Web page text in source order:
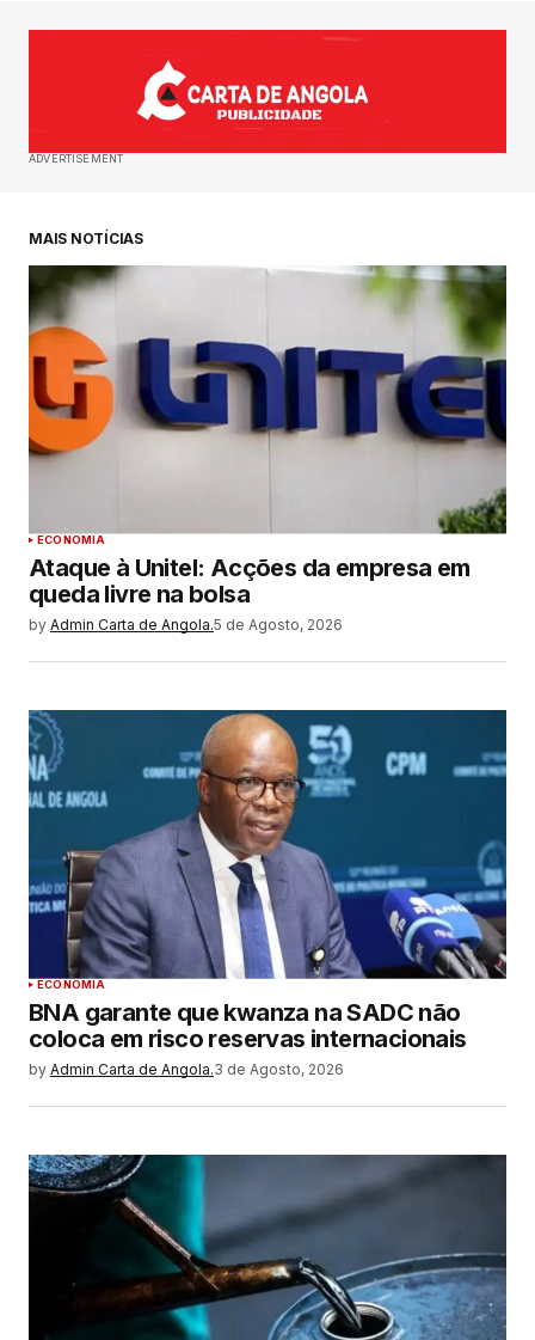
ADVERTISEMENT
MAIS NOTÍCIAS
ECONOMIA
Ataque à Unitel: Acções da empresa em
queda livre na bolsa
by Admin Carta de Angola.5 de Agosto, 2026
ECONOMIA
BNA garante que kwanza na SADC não
coloca em risco reservas internacionais
by Admin Carta de Angola.3 de Agosto, 2026